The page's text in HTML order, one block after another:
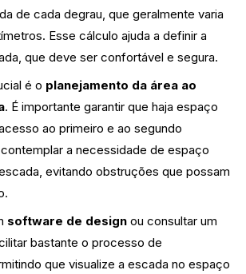
de cada degrau, que geralmente varia
Esse cálculo ajuda a definir a
que deve ser confortável e segura.
é o planejamento da área ao
. É importante garantir que haja espaço
ao primeiro e ao segundo
a necessidade de espaço
evitando obstruções que possam
software de design ou consultar um
bastante o processo de
que visualize a escada no espaço